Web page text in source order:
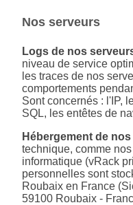
Nos serveurs
Logs de nos
niveau de service
les traces de nos
comportements
Sont concernés : l'IP,
SQL, les entêtes de
Hébergement de
technique, comme
informatique (vRack
personnelles sont
Roubaix en France
59100 Roubaix -